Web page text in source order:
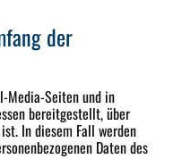
der
Media-Seiten und in
bereitgestellt, über
In diesem Fall werden
Daten des